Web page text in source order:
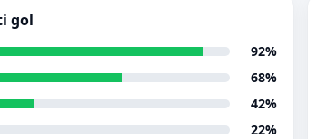
gol
92%
68%
42%
22%